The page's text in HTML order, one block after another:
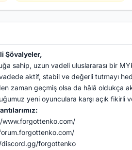
Şövalyeler,
sahip, uzun vadeli uluslararası bir
aktif, stabil ve değerli tutmayı
zaman geçmiş olsa da hâlâ oldukça
yeni oyunculara karşı açık fikirli
www.forgottenko.com/
forgottenko